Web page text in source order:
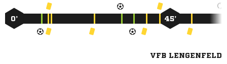
0’ 45’
VFB LENGENFELD